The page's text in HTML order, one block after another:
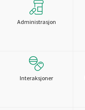
Administrasjon
Interaksjoner